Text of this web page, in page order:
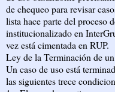
de chequeo para revisar
lista hace parte del proceso
institucionalizado en
vez está cimentada en RUP.
Ley de la Terminación de
Un caso de uso está
las siguientes trece